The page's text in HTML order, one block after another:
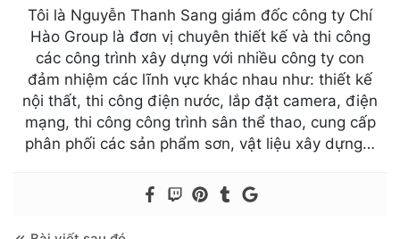
Tôi là Nguyễn Thanh Sang giám đốc công ty Chí
Hào Group là đơn vị chuyên thiết kế và thi công
các công trình xây dựng với nhiều công ty con
đảm nhiệm các lĩnh vực khác nhau như: thiết kế
nội thất, thi công điện nước, lắp đặt camera, điện
mạng, thi công công trình sân thể thao, cung cấp
phân phối các sản phẩm sơn, vật liệu xây dựng…